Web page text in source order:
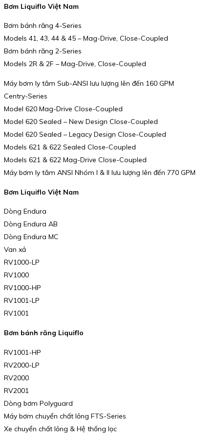
Bơm Liquiflo Việt Nam
Bơm bánh răng 4-Series
Models 41, 43, 44 & 45 – Mag-Drive, Close-Coupled
Bơm bánh răng 2-Series
Models 2R & 2F – Mag-Drive, Close-Coupled
Máy bơm ly tâm Sub-ANSI lưu lượng lên đến 160 GPM
Centry-Series
Model 620 Mag-Drive Close-Coupled
Model 620 Sealed – New Design Close-Coupled
Model 620 Sealed – Legacy Design Close-Coupled
Models 621 & 622 Sealed Close-Coupled
Models 621 & 622 Mag-Drive Close-Coupled
Máy bơm ly tâm ANSI Nhóm I & II lưu lượng lên đến 770 GPM
Bơm Liquiflo Việt Nam
Dòng Endura
Dòng Endura AB
Dòng Endura MC
Van xả
RV1000-LP
RV1000
RV1000-HP
RV1001-LP
RV1001
Bơm bánh răng Liquiflo
RV1001-HP
RV2000-LP
RV2000
RV2001
Dòng bơm Polyguard
Máy bơm chuyển chất lỏng FTS-Series
Xe chuyển chất lỏng & Hệ thống lọc